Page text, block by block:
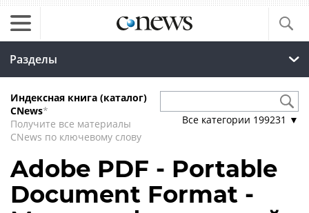
Разделы
Индексная книга (каталог)
CNews*
Получите все материалы
CNews по ключевому слову
Все категории 199231 ▼
Adobe PDF - Portable
Document Format -